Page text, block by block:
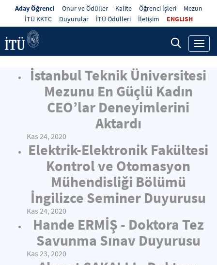
Aday Öğrenci Onur ve Ödüller Kalite Öğrenci İşleri
Mezun
İTÜ KKTC
Duyurular İTÜ Ödülleri İletişim ENGLISH
İstanbul Teknik Üniversitesi
Mezunu En Güçlü Kadın
CEO’lar Deneyimlerini
Aktardı
Kas 24, 2020
Elektrik-Elektronik Fakültesi
Kontrol ve Otomasyon
Mühendisliği Bölümü
İngilizce Seminer Duyurusu
Kas 24, 2020
Hande ERMİŞ - Doktora Tez
Savunma Sınav Duyurusu
Kas 23, 2020